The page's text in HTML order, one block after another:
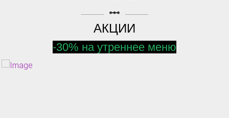
linear_scale
АКЦИИ
-30% на утреннее меню